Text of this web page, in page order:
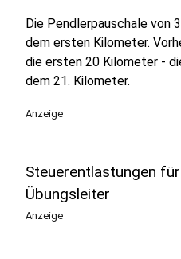
Die Pendlerpauschale von
dem ersten Kilometer.
die ersten 20 Kilometer -
dem 21. Kilometer.
Anzeige
Steuerentlastungen
Übungsleiter
Anzeige